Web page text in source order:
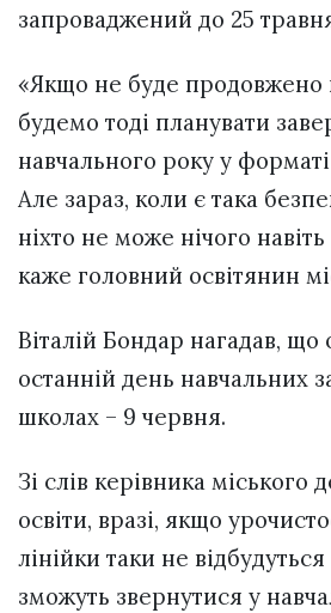
запроваджений до 25
«Якщо не буде продовжено
будемо тоді планувати
навчального року у
Але зараз, коли є така
ніхто не може нічого
каже головний освітянин
Віталій Бондар нагадав, що
останній день навчальних
школах – 9 червня.
Зі слів керівника міського
освіти, вразі, якщо
лінійки таки не
зможуть звернутися у